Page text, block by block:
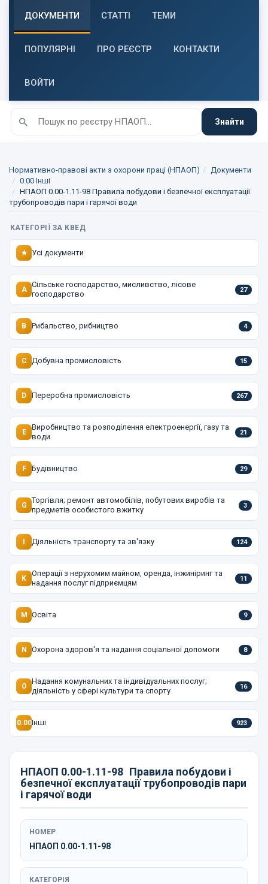
ДОКУМЕНТИ СТАТТІ ТЕМИ
ПОПУЛЯРНІ ПРО РЕЄСТР КОНТАКТИ
ВОЙТИ
Знайти
Нормативно-правові акти з охорони праці (НПАОП)
Документи
0.00 Інші
НПАОП 0.00-1.11-98 Правила побудови і безпечної експлуатації
трубопроводів пари і гарячої води
КАТЕГОРІЇ ЗА КВЕД
★ Усі документи
A
Сільське господарство, мисливство, лісове
господарство
27
B Рибальство, рибництво 4
C Добувна промисловість 15
D Переробна промисловість 267
E
Виробництво та розподілення електроенергії, газу та
води
21
F Будівництво 29
G
Торгівля; ремонт автомобілів, побутових виробів та
предметів особистого вжитку
3
I Діяльність транспорту та зв'язку 124
K
Операції з нерухомим майном, оренда, інжиніринг та
надання послуг підприємцям
11
M Освіта 9
N Охорона здоров'я та надання соціальної допомоги 8
O
Надання комунальних та індивідуальних послуг;
діяльність у сфері культури та спорту
16
0.00Інші 923
НПАОП 0.00-1.11-98 Правила побудови і
безпечної експлуатації трубопроводів пари
і гарячої води
НОМЕР
НПАОП 0.00-1.11-98
КАТЕГОРІЯ